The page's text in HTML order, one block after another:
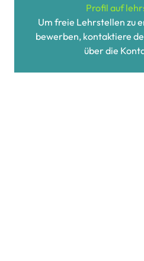
Profil auf
Um freie Lehrstellen zu
bewerben, kontaktiere
über die